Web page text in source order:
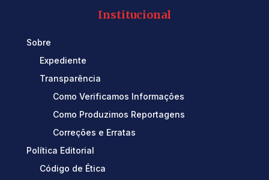
Institucional
Sobre
Expediente
Transparência
Como Verificamos Informações
Como Produzimos Reportagens
Correções e Erratas
Política Editorial
Código de Ética